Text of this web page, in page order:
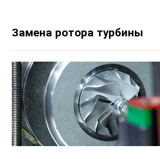
Замена ротора турбины